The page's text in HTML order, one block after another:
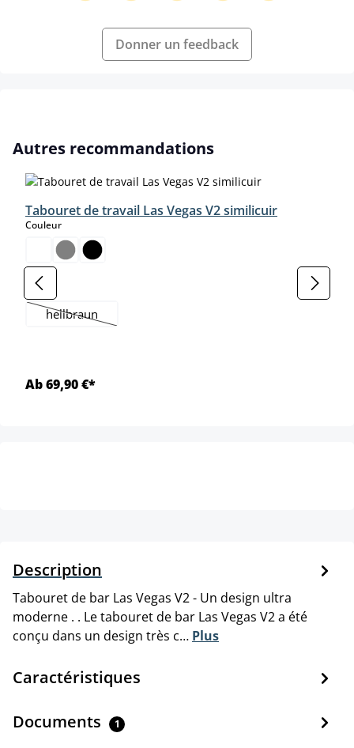
Donner un feedback
Ignorer la galerie de produits
Autres recommandations
Tabouret de travail Las Vegas V2 similicuir
Couleurselect
Farbe
hellbraun
(Cette option n'est pas disponible pour le moment.)
Ab 69,90 €*
Description
Tabouret de bar Las Vegas V2 - Un design ultra
moderne . . Le tabouret de bar Las Vegas V2 a été
conçu dans un design très c… Plus
Caractéristiques
Documents 1